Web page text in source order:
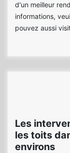
d'un meilleur
informations,
pouvez aussi
Les
les toits
environs